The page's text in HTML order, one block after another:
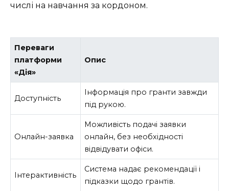
числі на навчання за кордоном.
Переваги
платформи
«Дія»
Опис
Доступність
Інформація про гранти завжди
під рукою.
Онлайн-заявка
Можливість подачі заявки
онлайн, без необхідності
відвідувати офіси.
Інтерактивність
Система надає рекомендації і
підказки щодо грантів.